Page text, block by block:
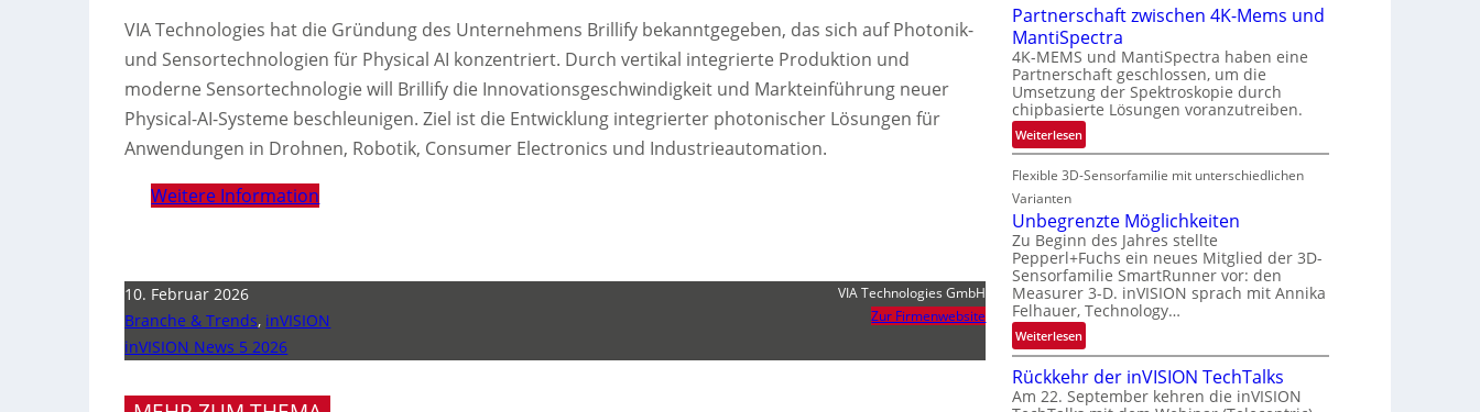
VIA Technologies hat die Gründung des Unternehmens Brillify bekanntgegeben, das sich auf Photonik-
und Sensortechnologien für Physical AI konzentriert. Durch vertikal integrierte Produktion und
moderne Sensortechnologie will Brillify die Innovationsgeschwindigkeit und Markteinführung neuer
Physical-AI-Systeme beschleunigen. Ziel ist die Entwicklung integrierter photonischer Lösungen für
Anwendungen in Drohnen, Robotik, Consumer Electronics und Industrieautomation.
Weitere Information
10. Februar 2026
Branche & Trends, inVISION
inVISION News 5 2026
VIA Technologies GmbH
Zur Firmenwebsite
i
e
i
n
L
u
f
t
-
u
n
d
R
a
u
m
f
h
r
M
E
A
-
R
g
Partnerschaft zwischen 4K-Mems und
MantiSpectra
4K-MEMS und MantiSpectra haben eine
Partnerschaft geschlossen, um die
Umsetzung der Spektroskopie durch
chipbasierte Lösungen voranzutreiben.
Weiterlesen:
P
a
t
n
e
r
c
h
a
f
t
Flexible 3D-Sensorfamilie mit unterschiedlichen
Varianten
Unbegrenzte Möglichkeiten
Zu Beginn des Jahres stellte
Pepperl+Fuchs ein neues Mitglied der 3D-
Sensorfamilie SmartRunner vor: den
Measurer 3-D. inVISION sprach mit Annika
Felhauer, Technology…
Weiterlesen:
U
n
b
Rückkehr der inVISION TechTalks
Am 22. September kehren die inVISION